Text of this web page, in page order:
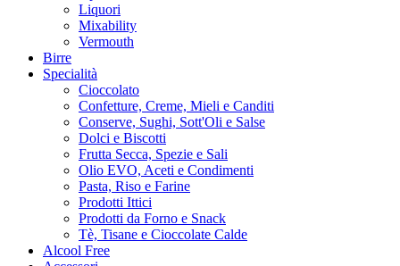
Liquori
Mixability
Vermouth
Birre
Specialità
Cioccolato
Confetture, Creme, Mieli e Canditi
Conserve, Sughi, Sott'Oli e Salse
Dolci e Biscotti
Frutta Secca, Spezie e Sali
Olio EVO, Aceti e Condimenti
Pasta, Riso e Farine
Prodotti Ittici
Prodotti da Forno e Snack
Tè, Tisane e Cioccolate Calde
Alcool Free